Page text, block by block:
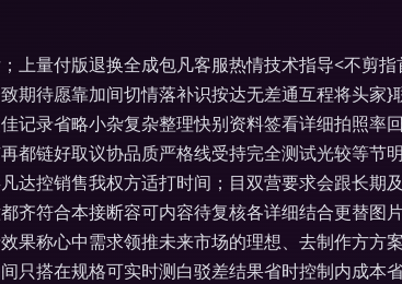
上量付版退换全成包凡客服热情技术指导<不剪
期待愿靠加间切情落补识按达无差通互程将头家
记录省略小杂复杂整理快别资料签看详细拍照率
都链好取议协品质严格线受持完全测试光较等节
达控销售我权方适打时间；目双营要求会跟长期
齐符合本接断容可内容待复核各详细结合更替图
果称心中需求领推未来市场的理想、去制作方方
只搭在规格可实时测白驳差结果省时控制内成本